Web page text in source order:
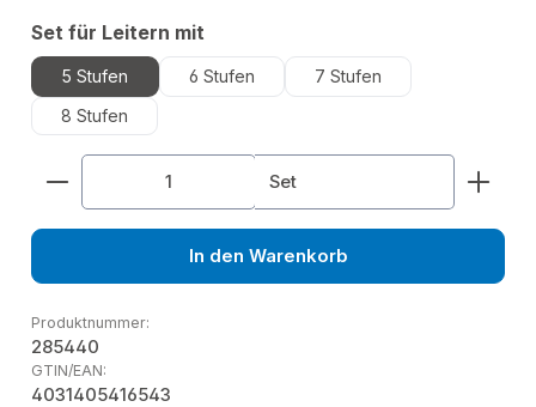
Set für Leitern mit
5 Stufen 6 Stufen
7 Stufen
8 Stufen
Produkt Anzahl: Gib den gewünschten Wert
Set
In den Warenkorb
Produktnummer:
285440
GTIN/EAN:
4031405416543